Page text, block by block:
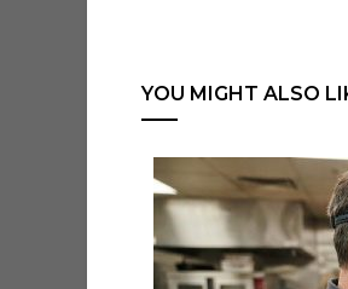
YOU MIGHT ALSO